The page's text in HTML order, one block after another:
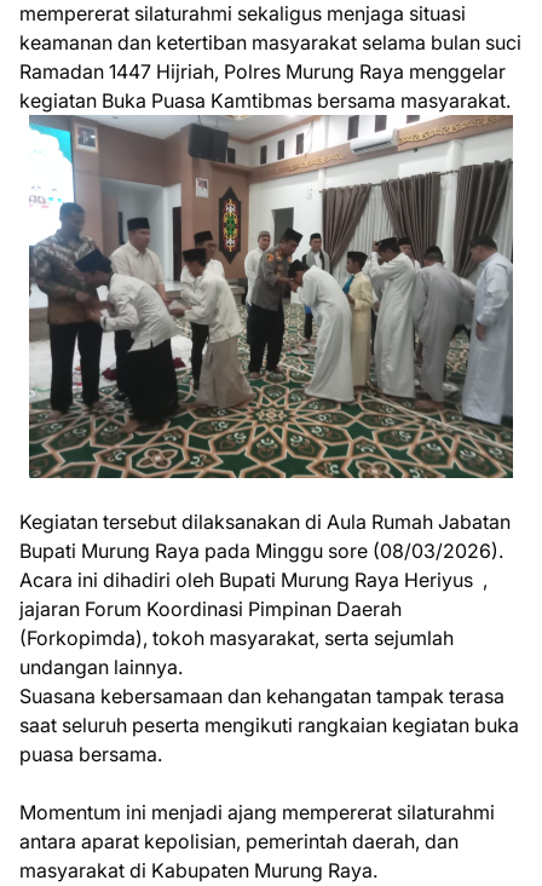
mempererat silaturahmi sekaligus menjaga situasi
keamanan dan ketertiban masyarakat selama bulan suci
Ramadan 1447 Hijriah, Polres Murung Raya menggelar
kegiatan Buka Puasa Kamtibmas bersama masyarakat.
Kegiatan tersebut dilaksanakan di Aula Rumah Jabatan
Bupati Murung Raya pada Minggu sore (08/03/2026).
Acara ini dihadiri oleh Bupati Murung Raya Heriyus ,
jajaran Forum Koordinasi Pimpinan Daerah
(Forkopimda), tokoh masyarakat, serta sejumlah
undangan lainnya.
Suasana kebersamaan dan kehangatan tampak terasa
saat seluruh peserta mengikuti rangkaian kegiatan buka
puasa bersama.
Momentum ini menjadi ajang mempererat silaturahmi
antara aparat kepolisian, pemerintah daerah, dan
masyarakat di Kabupaten Murung Raya.